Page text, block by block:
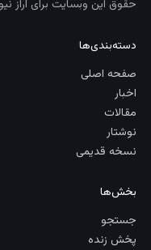
حقوق این وبسایت برای آراز
دسته‌بندی‌ها
صفحه اصلی
اخبار
مقالات
نوشتار
نسخه قدیمی
بخش‌ها
جستجو
پخش زنده